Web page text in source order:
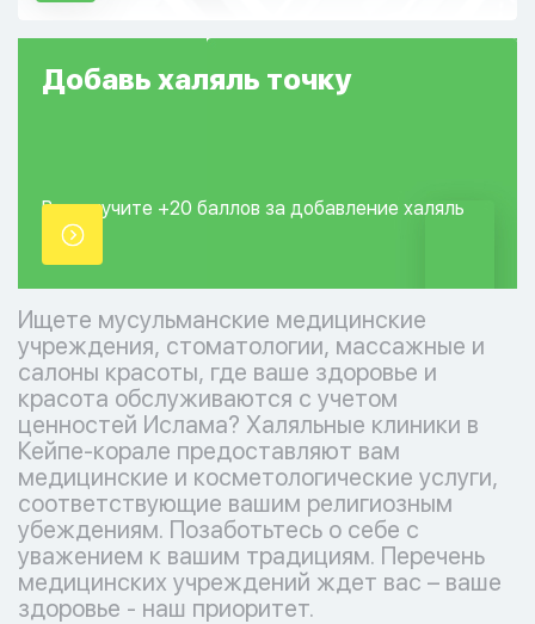
Добавь халяль точку
Вы получите +20 баллов за добавление халяль
точки.
Ищете мусульманские медицинские
учреждения, стоматологии, массажные и
салоны красоты, где ваше здоровье и
красота обслуживаются с учетом
ценностей Ислама? Халяльные клиники в
Кейпе-корале предоставляют вам
медицинские и косметологические услуги,
соответствующие вашим религиозным
убеждениям. Позаботьтесь о себе с
уважением к вашим традициям. Перечень
медицинских учреждений ждет вас – ваше
здоровье - наш приоритет.